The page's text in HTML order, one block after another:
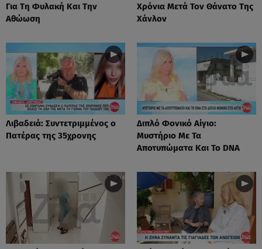
Για Τη Φυλακή Και Την
Αθώωση
Χρόνια Μετά Τον Θάνατο Της
Χάνλον
Λιβαδειά: Συντετριμμένος ο
Πατέρας της 35χρονης
Διπλό Φονικό Αίγιο:
Μυστήριο Με Τα
Αποτυπώματα Και Το DNA